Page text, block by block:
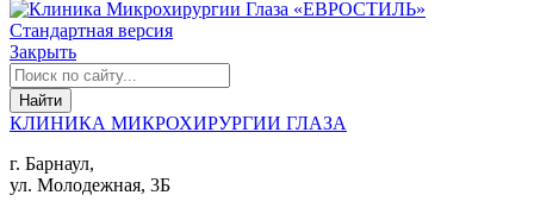
Стандартная версия
Закрыть
КЛИНИКА МИКРОХИРУРГИИ ГЛАЗА
г. Барнаул,
ул. Молодежная, 3Б